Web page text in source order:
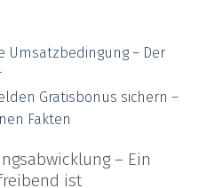
Umsatzbedingung – Der
Gratisbonus sichern –
Fakten
– Ein
ist